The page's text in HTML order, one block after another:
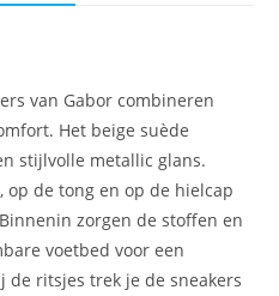
van Gabor combineren
Het beige suède
stijlvolle metallic glans.
op de tong en op de hielcap
zorgen de stoffen en
voetbed voor een
de ritsjes trek je de sneakers